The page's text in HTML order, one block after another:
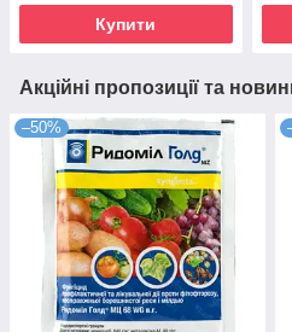
Купити
Акційні пропозиції та
–50%